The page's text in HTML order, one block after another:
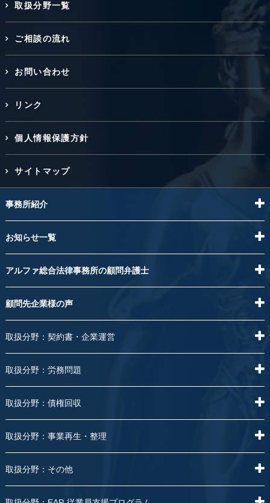
取扱分野一覧
ご相談の流れ
お問い合わせ
リンク
個人情報保護方針
サイトマップ
事務所紹介
お知らせ一覧
アルファ総合法律事務所の顧問弁護士
顧問先企業様の声
取扱分野：契約書・企業運営
取扱分野：労務問題
取扱分野：債権回収
取扱分野：事業再生・整理
取扱分野：その他